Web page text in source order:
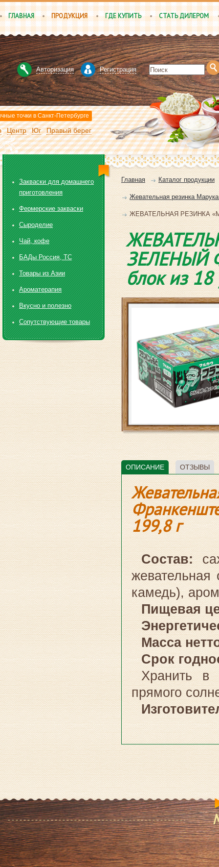
ГЛАВНАЯ ПРОДУКЦИЯ ГДЕ КУПИТЬ СТАТЬ ДИЛЕРОМ
Авторизация Регистрация
точки в Санкт-Петербурге
Центр Юг Правый берег
Главная Каталог продукции
Жевательная резинка
ЖЕВАТЕЛЬНАЯ РЕЗИНКА
ЗЕЛЕНЫЙ
блок из 18
ОПИСАНИЕ ОТЗЫВЫ
199,8 г
Состав:
жевательная
камедь),
Пищевая
Масса
Срок
Хранить в
прямого
Закваски для домашнего
приготовления
Фермерские закваски
Сыроделие
Чай, кофе
БАДы Россия, ТС
Товары из Азии
Ароматерапия
Вкусно и полезно
Сопутствующие товары